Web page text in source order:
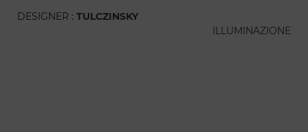
DESIGNER : TULCZINSKY
ILLUMINAZIONE